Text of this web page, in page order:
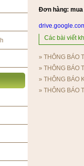
Đơn hàng:
Các bài viết
» THÔNG BÁO
» THÔNG BÁO
» THÔNG BÁO
» THÔNG BÁO